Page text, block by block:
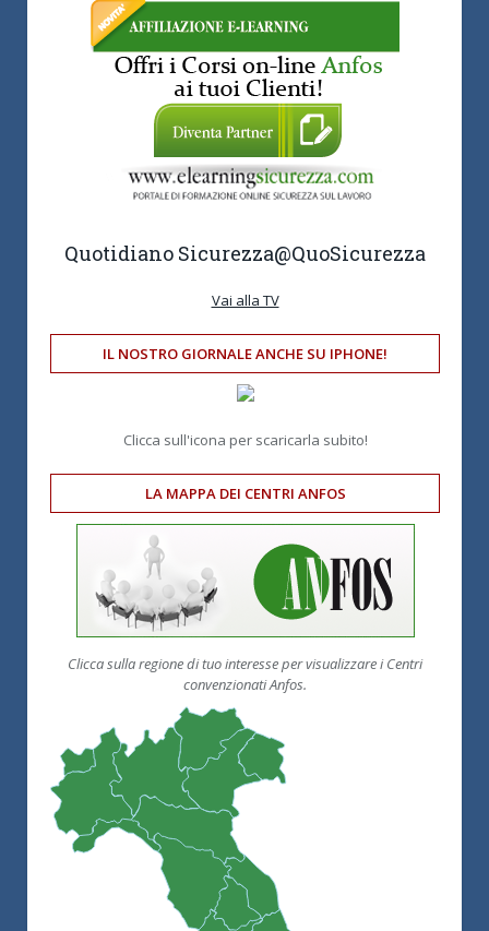
Quotidiano Sicurezza@QuoSicurezza
Vai alla TV
IL NOSTRO GIORNALE ANCHE SU IPHONE!
Clicca sull'icona per scaricarla subito!
LA MAPPA DEI CENTRI ANFOS
Clicca sulla regione di tuo interesse per visualizzare i Centri
convenzionati Anfos.